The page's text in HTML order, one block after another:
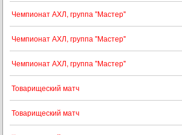
Чемпионат АХЛ, группа "Мастер"
Чемпионат АХЛ, группа "Мастер"
Чемпионат АХЛ, группа "Мастер"
Товарищеский матч
Товарищеский матч